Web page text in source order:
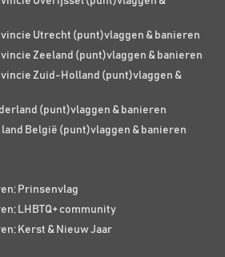
Utrecht (punt)vlaggen & banieren
Zeeland (punt)vlaggen & banieren
Zuid-Holland (punt)vlaggen &
(punt)vlaggen & banieren
land België (punt)vlaggen & banieren
Prinsenvlag
LHBTQ+ community
Kerst & Nieuw Jaar